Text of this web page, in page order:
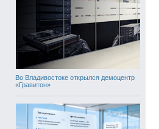
Во Владивостоке открылся демоцентр
«Гравитон»